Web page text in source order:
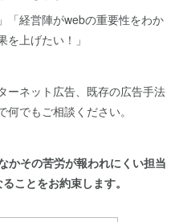
「経営陣がwebの重要性をわか
上げたい！」
ーネット広告、既存の広告手法
でもご相談ください。
かその苦労が報われにくい担当
ことをお約束します。